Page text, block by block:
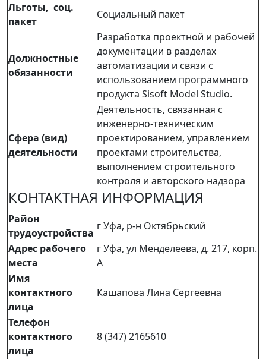
Льготы, соц.
пакет
Социальный пакет
Должностные
обязанности
Разработка проектной и рабочей
документации в разделах
автоматизации и связи с
использованием программного
продукта Sisoft Model Studio.
Сфера (вид)
деятельности
Деятельность, связанная с
инженерно-техническим
проектированием, управлением
проектами строительства,
выполнением строительного
контроля и авторского надзора
КОНТАКТНАЯ ИНФОРМАЦИЯ
Район
трудоустройства
г Уфа, р-н Октябрьский
Адрес рабочего
места
г Уфа, ул Менделеева, д. 217, корп.
А
Имя
контактного
лица
Кашапова Лина Сергеевна
Телефон
контактного
лица
8 (347) 2165610